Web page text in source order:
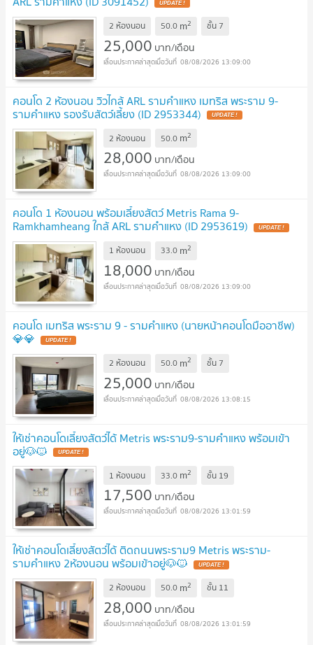
UPDATE !
2 ห้องนอน 50.0 m2 ชั้น 7
25,000 บาท/เดือน
08/08/2026 13:09:00
คอนโด 2 ห้องนอน วิวไกล้ ARL รามคำแหง เมทริส พระราม 9-
รามคำแหง รองรับสัตว์เลี้ยง (ID 2953344) UPDATE !
2 ห้องนอน 50.0 m2
28,000 บาท/เดือน
08/08/2026 13:09:00
คอนโด 1 ห้องนอน พร้อมเลี้ยงสัตว์ Metris Rama 9-
Ramkhamheang ใกล้ ARL รามคำแหง (ID 2953619) UPDATE !
1 ห้องนอน 33.0 m2
18,000 บาท/เดือน
08/08/2026 13:09:00
คอนโด เมทริส พระราม 9 - รามคำแหง (นายหน้าคอนโดมืออาชีพ)
💎💎 UPDATE !
2 ห้องนอน 50.0 m2 ชั้น 7
25,000 บาท/เดือน
08/08/2026 13:08:15
ให้เช่าคอนโดเลี้ยงสัตว์ได้ Metris พระราม9-รามคำแหง พร้อมเข้า
อยู่🐶🐱 UPDATE !
1 ห้องนอน 33.0 m2 ชั้น 19
17,500 บาท/เดือน
08/08/2026 13:01:59
ให้เช่าคอนโดเลี้ยงสัตว์ได้ ติดถนนพระราม9 Metris พระราม-
รามคำแหง 2ห้องนอน พร้อมเข้าอยู่🐶🐱 UPDATE !
2 ห้องนอน 50.0 m2 ชั้น 11
28,000 บาท/เดือน
08/08/2026 13:01:59